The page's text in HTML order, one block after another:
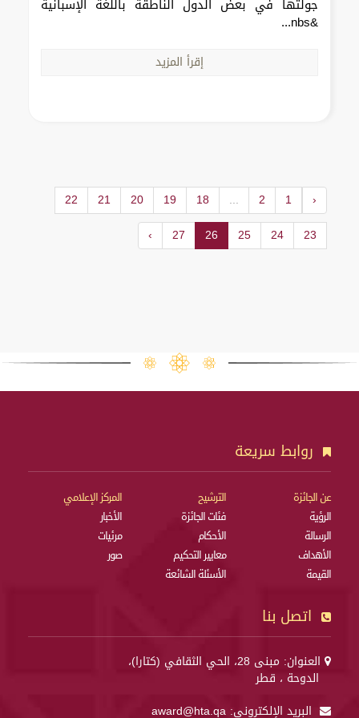
جولتها في بعض الدول الناطقة باللغة الإسبانية
&nbs...
إقرأ المزيد
‹
1
2
...
18
19
20
21
22
23
24
25
26
27
›
روابط سريعة
عن الجائزة
الرؤية
الرسالة
الأهداف
القيمة
الترشيح
فئات الجائزة
الأحكام
معايير التحكيم
الأسئلة الشائعة
المركز الإعلامي
الأخبار
مرئيات
صور
اتصل بنا
العنوان: مبنى 28، الحي الثقافي (كتارا)،
الدوحة ، قطر
البريد الإلكتروني: award@hta.qa